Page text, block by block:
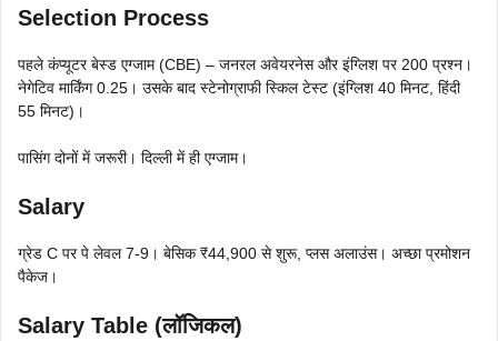
Selection Process
पहले कंप्यूटर बेस्ड एग्जाम (CBE) – जनरल अवेयरनेस और इंग्लिश पर 200 प्रश्न।
नेगेटिव मार्किंग 0.25। उसके बाद स्टेनोग्राफी स्किल टेस्ट (इंग्लिश 40 मिनट, हिंदी
55 मिनट)।
पासिंग दोनों में जरूरी। दिल्ली में ही एग्जाम।
Salary
ग्रेड C पर पे लेवल 7-9। बेसिक ₹44,900 से शुरू, प्लस अलाउंस। अच्छा प्रमोशन
पैकेज।
Salary Table (लॉजिकल)